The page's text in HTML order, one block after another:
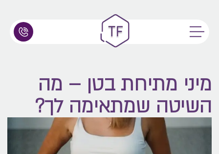
מיני מתיחת בטן – מה
השיטה שמתאימה לך?